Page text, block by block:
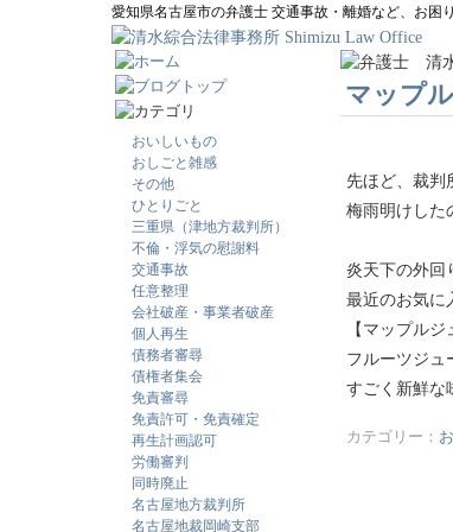
愛知県名古屋市の弁護士 交通事故・離婚など、お困
マップ
先ほど、裁判
梅雨明けした
炎天下の外回
最近のお気に
【マップル
フルーツジュ
すごく新鮮な
カテゴリー：
おいしいもの
おしごと雑感
その他
ひとりごと
三重県（津地方裁判所）
不倫・浮気の慰謝料
交通事故
任意整理
会社破産・事業者破産
個人再生
債務者審尋
債権者集会
免責審尋
免責許可・免責確定
再生計画認可
労働審判
同時廃止
名古屋地方裁判所
名古屋地裁岡崎支部